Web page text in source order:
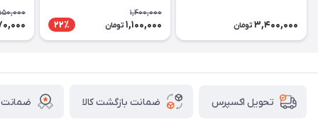
3,400,000 تومان
صورت تک وست)
1,400,000
1,100,000 تومان 22٪
تحویل اکسپرس ضمانت بازگشت کالا ضمانت